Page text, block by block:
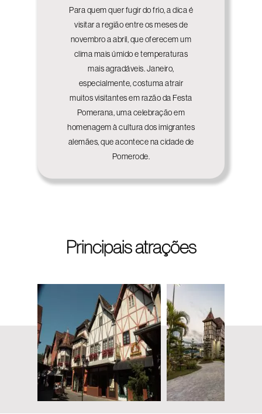
Para quem quer fugir do frio, a dica é
visitar a região entre os meses de
novembro a abril, que oferecem um
clima mais úmido e temperaturas
mais agradáveis. Janeiro,
especialmente, costuma atrair
muitos visitantes em razão da Festa
Pomerana, uma celebração em
homenagem à cultura dos imigrantes
alemães, que acontece na cidade de
Pomerode.
Principais atrações